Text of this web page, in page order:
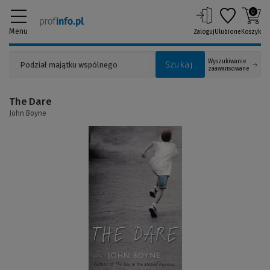
Menu
Szukaj
Wyszukiwanie
zaawansowane
ZalogujUlubione
0
Koszyk
The Dare
John Boyne